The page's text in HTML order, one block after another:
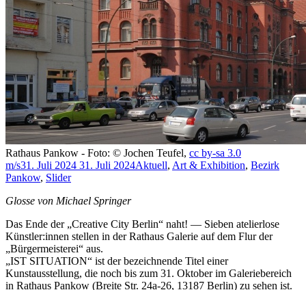
Rathaus Pankow - Foto: © Jochen Teufel, cc by-sa 3.0
m/s31. Juli 2024 31. Juli 2024Aktuell, Art & Exhibition, Bezirk
Pankow, Slider
Glosse von Michael Springer
Das Ende der „Creative City Berlin“ naht! — Sieben atelierlose
Künstler:innen stellen in der Rathaus Galerie auf dem Flur der
„Bürgermeisterei“ aus.
„IST SITUATION“ ist der bezeichnende Titel einer
Kunstausstellung, die noch bis zum 31. Oktober im Galeriebereich
in Rathaus Pankow (Breite Str. 24a-26, 13187 Berlin) zu sehen ist.